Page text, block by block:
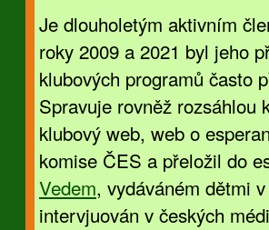
Je dlouholetým aktivním
roky 2009 a 2021 byl jeho
klubových programů často
Spravuje rovněž rozsáhlou
klubový web, web o
komise ČES a přeložil do
Vedem, vydáváném dětmi
intervjuován v českých